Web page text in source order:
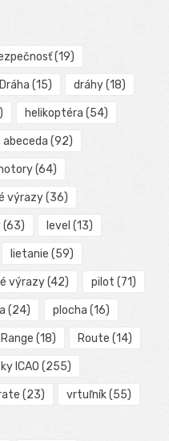
(19)
Dráha (15) dráhy(18)
helikoptéra (54)
abeceda (92)
(64)
výrazy(36)
(63) level (13)
lietanie (59)
výrazy(42) pilot (71)
(24) plocha (16)
Range (18) Route (14)
ICAO (255)
(23) vrtuľník(55)